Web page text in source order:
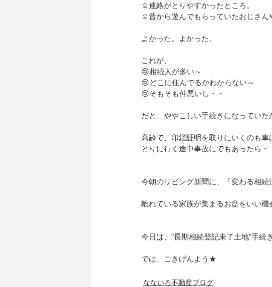
☺連絡がとりやすかったところ。
☺昔から遊んでもらっていたおじさん
よかった。よかった。
これが、
😢相続人が多い～
😢どこに住んでるかわからない～
😢そもそも仲悪いし・・
だと、ややこしい手続きになっていた
高齢で、印鑑証明を取りにいくのも車
とりに行く途中事故にでもあったら・
今朝のリビング新聞に、「変わる相続
離れている家族が集まるお盆をいい機
今日は、”長期相続登記未了土地”手続
では、ごきげんよう★
なないろ不動産ブログ